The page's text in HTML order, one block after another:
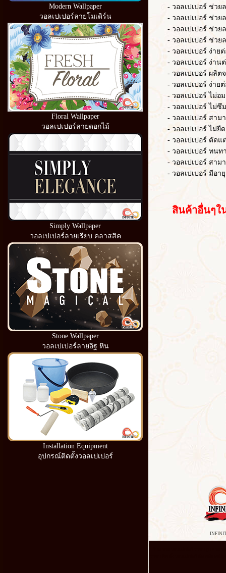
Modern Wallpaper
วอลเปเปอร์ลายโมเดิร์น
Floral Wallpaper
วอลเปเปอร์ลายดอกไม้
Simply Wallpaper
วอลเปเปอร์ลายเรียบ คลาสสิค
Stone Wallpaper
วอลเปเปอร์ลายอิฐ หิน
Installation Equipment
อุปกรณ์ติดตั้งวอลเปเปอร์
- วอลเปเปอร์ ช่วยลด
- วอลเปเปอร์ ช่วยลด
- วอลเปเปอร์ ช่วยล
- วอลเปเปอร์ ช่วยลด
- วอลเปเปอร์ ง่ายต่
- วอลเปเปอร์ ง่านต่
- วอลเปเปอร์ ผลิตจ
- วอลเปเปอร์ ง่ายต่
- วอลเปเปอร์ ไม่อ
- วอลเปเปอร์ ไม่ซึ
- วอลเปเปอร์ สามาร
- วอลเปเปอร์ ไม่ยืด
- วอลเปเปอร์ ตัดแต่
- วอลเปเปอร์ ทนท
- วอลเปเปอร์ สามา
- วอลเปเปอร์ มีอายุ
สินค้าอื่นๆใน